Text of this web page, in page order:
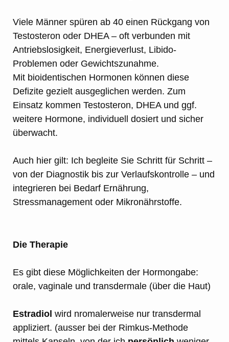
Viele Männer spüren ab 40 einen Rückgang von
Testosteron oder DHEA – oft verbunden mit
Antriebslosigkeit, Energieverlust, Libido-
Problemen oder Gewichtszunahme.
Mit bioidentischen Hormonen können diese
Defizite gezielt ausgeglichen werden. Zum
Einsatz kommen Testosteron, DHEA und ggf.
weitere Hormone, individuell dosiert und sicher
überwacht.
Auch hier gilt: Ich begleite Sie Schritt für Schritt –
von der Diagnostik bis zur Verlaufskontrolle – und
integrieren bei Bedarf Ernährung,
Stressmanagement oder Mikronährstoffe.
Die Therapie
Es gibt diese Möglichkeiten der Hormongabe:
orale, vaginale und transdermale (über die Haut)
Estradiol wird nromalerweise nur transdermal
appliziert. (ausser bei der Rimkus-Methode